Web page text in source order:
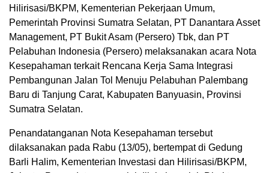
Hilirisasi/BKPM, Kementerian Pekerjaan Umum,
Pemerintah Provinsi Sumatra Selatan, PT Danantara Asset
Management, PT Bukit Asam (Persero) Tbk, dan PT
Pelabuhan Indonesia (Persero) melaksanakan acara Nota
Kesepahaman terkait Rencana Kerja Sama Integrasi
Pembangunan Jalan Tol Menuju Pelabuhan Palembang
Baru di Tanjung Carat, Kabupaten Banyuasin, Provinsi
Sumatra Selatan.
Penandatanganan Nota Kesepahaman tersebut
dilaksanakan pada Rabu (13/05), bertempat di Gedung
Barli Halim, Kementerian Investasi dan Hilirisasi/BKPM,